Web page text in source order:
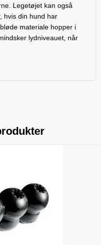
Legetøjet kan også
hvis din hund har
materiale hopper i
lydniveauet, når